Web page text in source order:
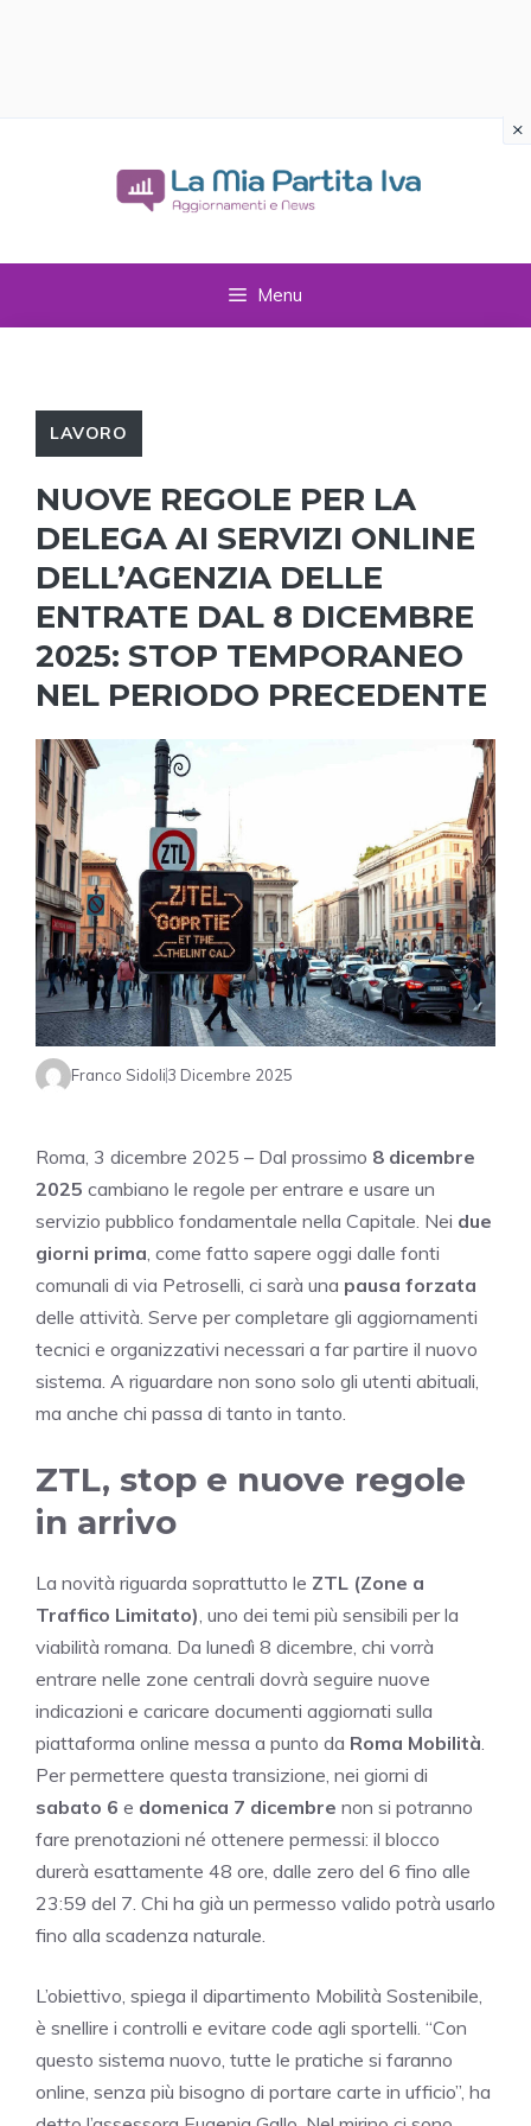
Menu
LAVORO
NUOVE REGOLE PER LA
DELEGA AI SERVIZI ONLINE
DELL’AGENZIA DELLE
ENTRATE DAL 8 DICEMBRE
2025: STOP TEMPORANEO
NEL PERIODO PRECEDENTE
Franco Sidoli3 Dicembre 2025
Roma, 3 dicembre 2025 – Dal prossimo 8 dicembre
2025 cambiano le regole per entrare e usare un
servizio pubblico fondamentale nella Capitale. Nei due
giorni prima , come fatto sapere oggi dalle fonti
comunali di via Petroselli, ci sarà una pausa forzata
delle attività. Serve per completare gli aggiornamenti
tecnici e organizzativi necessari a far partire il nuovo
sistema. A riguardare non sono solo gli utenti abituali,
ma anche chi passa di tanto in tanto.
ZTL, stop e nuove regole
in arrivo
La novità riguarda soprattutto le ZTL (Zone a
Traffico Limitato) , uno dei temi più sensibili per la
viabilità romana. Da lunedì 8 dicembre, chi vorrà
entrare nelle zone centrali dovrà seguire nuove
indicazioni e caricare documenti aggiornati sulla
piattaforma online messa a punto da Roma Mobilità
Per permettere questa transizione, nei giorni di
sabato 6 e domenica 7 dicembre non si potranno
fare prenotazioni né ottenere permessi: il blocco
durerà esattamente 48 ore, dalle zero del 6 fino alle
23:59 del 7. Chi ha già un permesso valido potrà usarlo
fino alla scadenza naturale.
L’obiettivo, spiega il dipartimento Mobilità Sostenibile,
è snellire i controlli e evitare code agli sportelli. “Con
questo sistema nuovo, tutte le pratiche si faranno
online, senza più bisogno di portare carte in ufficio”, ha
×